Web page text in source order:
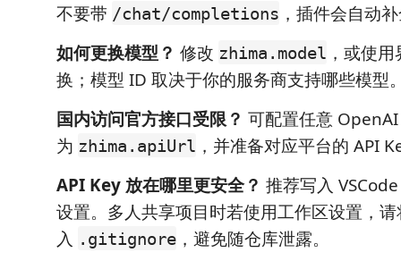
不要带 /chat/completions ，插件会自动
如何更换模型？ 修改 zhima.model ，或使
换；模型 ID 取决于你的服务商支持哪些模型
国内访问官方接口受限？ 可配置任意
为 zhima.apiUrl ，并准备对应平台的 API
API Key 放在哪里更安全？ 推荐写入
设置。多人共享项目时若使用工作区设置，
入 .gitignore ，避免随仓库泄露。